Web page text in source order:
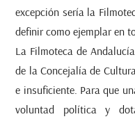
excepción sería la
definir como ejemplar en
La Filmoteca de
de la Concejalía de
e insuficiente. Para que
voluntad política y